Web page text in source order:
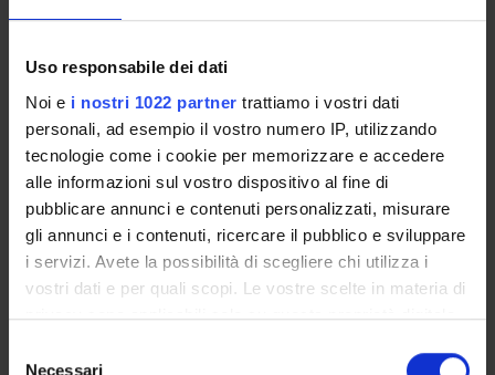
Uso responsabile dei dati
Noi e i nostri 1022 partner trattiamo i vostri dati
personali, ad esempio il vostro numero IP, utilizzando
tecnologie come i cookie per memorizzare e accedere
alle informazioni sul vostro dispositivo al fine di
pubblicare annunci e contenuti personalizzati, misurare
gli annunci e i contenuti, ricercare il pubblico e sviluppare
i servizi. Avete la possibilità di scegliere chi utilizza i
vostri dati e per quali scopi. Le vostre scelte in materia di
privacy sono applicabili solo su questa proprietà digitale
modificare o revocare il proprio consenso in qualsiasi
Necessari
COURSES
PHD PROGRAMMES AND POSTGRADUATE
TRAINING
People
Places
Calendar